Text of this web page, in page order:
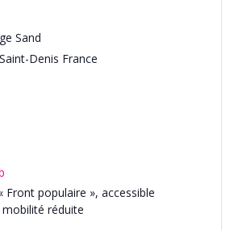
Sand
Denis France
Front populaire », accessible
réduite